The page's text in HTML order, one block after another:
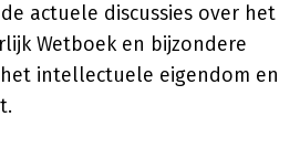
actuele discussies over het
Wetboek en bijzondere
intellectuele eigendom en